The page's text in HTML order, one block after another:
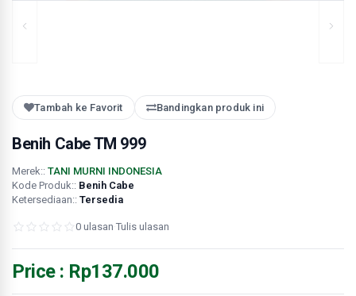
Tambah ke Favorit Bandingkan produk ini
Benih Cabe TM 999
Merek:: TANI MURNI INDONESIA
Kode Produk:: Benih Cabe
Ketersediaan:: Tersedia
0 ulasan Tulis ulasan
Price : Rp137.000